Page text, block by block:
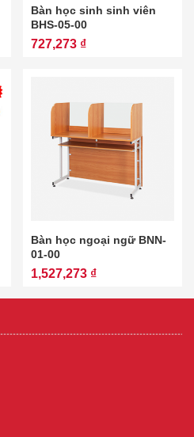
Bàn học sinh sinh viên
BHS-05-00
727,273 ₫
Bàn học ngoại ngữ BNN-
01-00
1,527,273 ₫